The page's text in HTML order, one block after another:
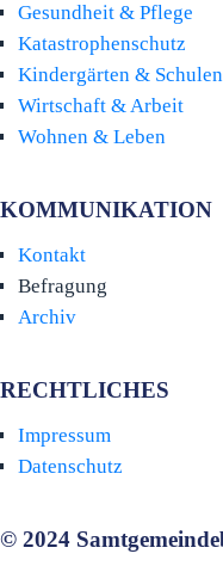
Gesundheit & Pflege
Katastrophenschutz
Kindergärten & Schulen
Wirtschaft & Arbeit
Wohnen & Leben
KOMMUNIKATION
Kontakt
Befragung
Archiv
RECHTLICHES
Impressum
Datenschutz
© 2024